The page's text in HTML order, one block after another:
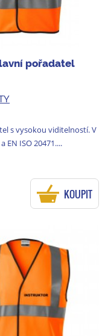
pořadatel
s vysokou viditelností. V
EN ISO 20471....
KOUPIT